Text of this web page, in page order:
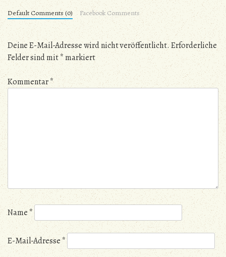
Default Comments (0) Facebook Comments
Deine E-Mail-Adresse wird nicht veröffentlicht.Erforderliche
Felder sind mit*markiert
Kommentar*
Name*
E-Mail-Adresse*